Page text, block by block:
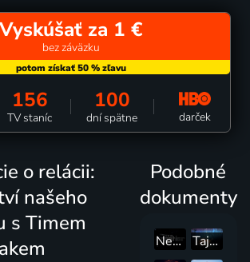
Vyskúšať za 1 €
bez záväzku
156
TV staníc
100
dní spätne darček
o relácii:
našeho
s Timem
Podobné
dokumenty
New Frontier
Tajemství vesmíru